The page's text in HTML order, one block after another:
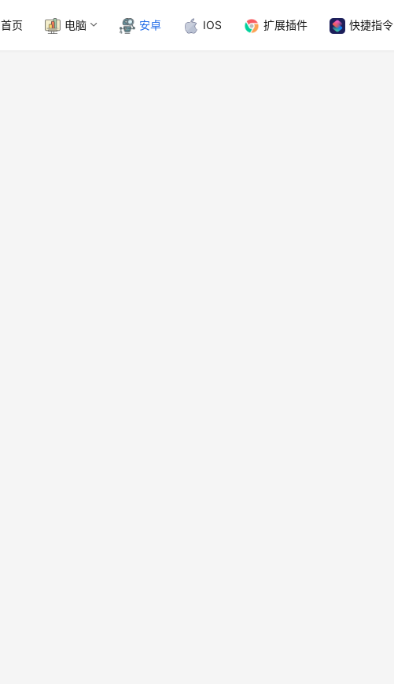
首页 电脑 安卓 IOS 扩展插件 快捷指令